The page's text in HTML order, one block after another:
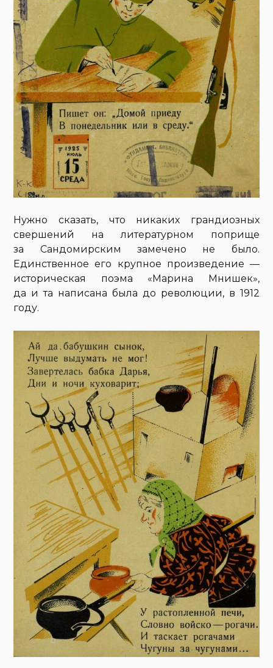
Нужно сказать, что никаких грандиозных
свершений на литературном поприще
за Сандомирским замечено не было.
Единственное его крупное произведение —
историческая поэма «Марина Мнишек»,
да и та написана была до революции, в 1912
году.